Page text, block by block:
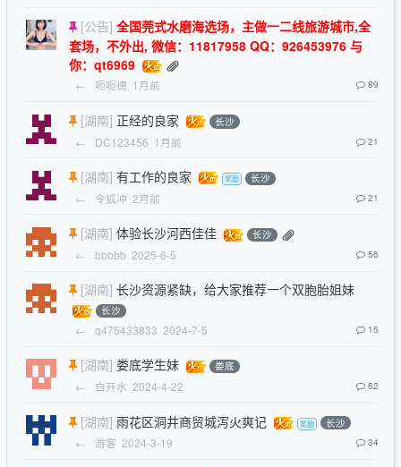
[公告] 全国莞式水磨海选场，主做一二线旅游城市,全
套场，不外出, 微信：11817958 QQ：926453976 与
你：qt6969
← 呃呃德 1月前 89
[湖南] 正经的良家 长沙
← DC123456 1月前 21
[湖南] 有工作的良家 长沙
← 令狐冲 2月前 21
[湖南] 体验长沙河西佳佳 长沙
← bbbbb 2025-6-5 56
[湖南] 长沙资源紧缺，给大家推荐一个双胞胎姐妹
长沙
← q475433833 2024-7-5 15
[湖南] 娄底学生妹 娄底
← 白开水 2024-4-22 62
[湖南] 雨花区洞井商贸城泻火爽记 长沙
← 游客 2024-3-19 34